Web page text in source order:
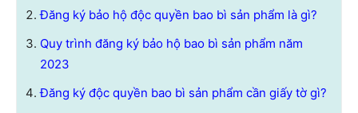
Đăng ký bảo hộ độc quyền bao bì sản phẩm là gì?
Quy trình đăng ký bảo hộ bao bì sản phẩm năm
2023
Đăng ký độc quyền bao bì sản phẩm cần giấy tờ gì?